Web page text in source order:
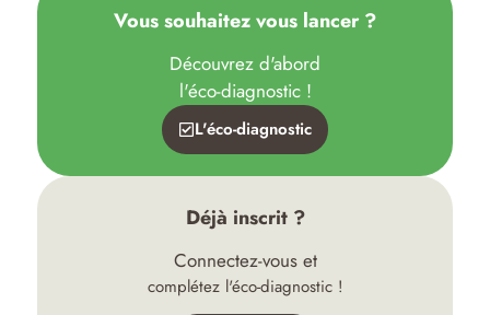
Vous souhaitez vous lancer ?
Découvrez d'abord
l'éco-diagnostic !
L'éco-diagnostic
Déjà inscrit ?
Connectez-vous et
complétez l'éco-diagnostic !